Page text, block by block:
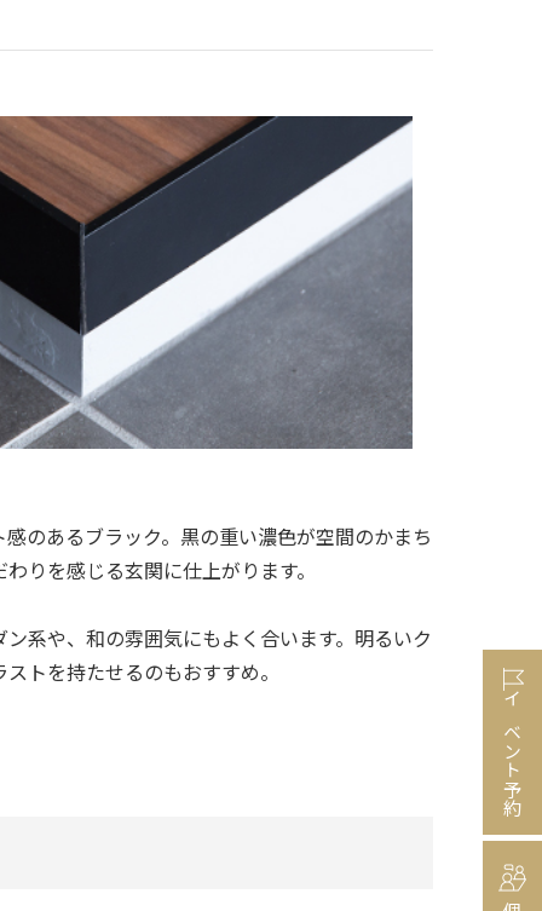
のあるブラック。黒の重い濃色が空間のかまち
りを感じる玄関に仕上がります。
系や、和の雰囲気にもよく合います。明るいク
トを持たせるのもおすすめ。
イベント予約